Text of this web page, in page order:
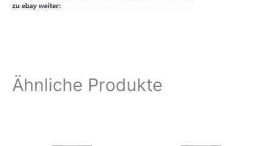
Ähnliche Produkte